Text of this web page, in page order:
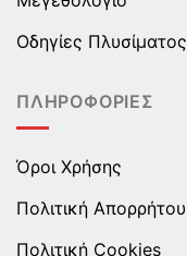
επιλεγούν
στη
σελίδα
προϊόντος
Οδηγίες Πλυσίματος
ΠΛΗΡΟΦΟΡΊΕΣ
Όροι Χρήσης
Πολιτική Απορρήτου
Πολιτική Cookies